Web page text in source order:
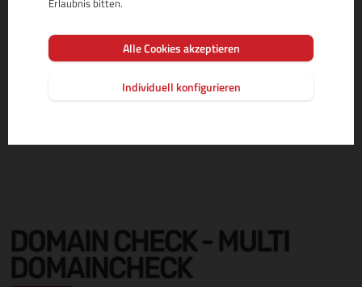
Alle Cookies akzeptieren
Individuell konfigurieren
DOMAIN CHECK - MULTI
DOMAINCHECK